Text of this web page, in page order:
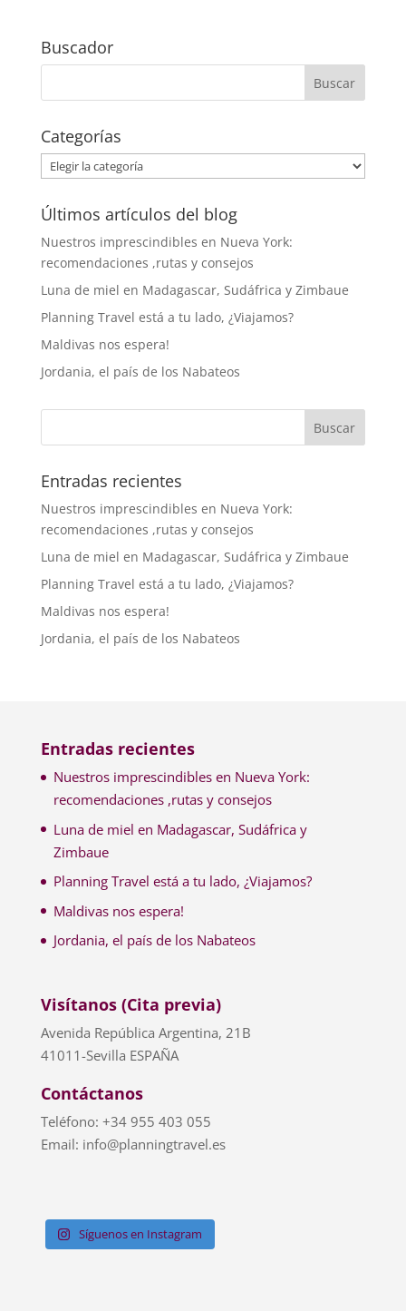
Buscador
Categorías
Categorías
Últimos artículos del blog
Nuestros imprescindibles en Nueva York:
recomendaciones ,rutas y consejos
Luna de miel en Madagascar, Sudáfrica y Zimbaue
Planning Travel está a tu lado, ¿Viajamos?
Maldivas nos espera!
Jordania, el país de los Nabateos
Entradas recientes
Nuestros imprescindibles en Nueva York:
recomendaciones ,rutas y consejos
Luna de miel en Madagascar, Sudáfrica y Zimbaue
Planning Travel está a tu lado, ¿Viajamos?
Maldivas nos espera!
Jordania, el país de los Nabateos
Entradas recientes
Nuestros imprescindibles en Nueva York:
recomendaciones ,rutas y consejos
Luna de miel en Madagascar, Sudáfrica y
Zimbaue
Planning Travel está a tu lado, ¿Viajamos?
Maldivas nos espera!
Jordania, el país de los Nabateos
Visítanos (Cita previa)
Avenida República Argentina, 21B
41011-Sevilla ESPAÑA
Contáctanos
Teléfono: +34 955 403 055
Email: info@planningtravel.es
Síguenos en Instagram